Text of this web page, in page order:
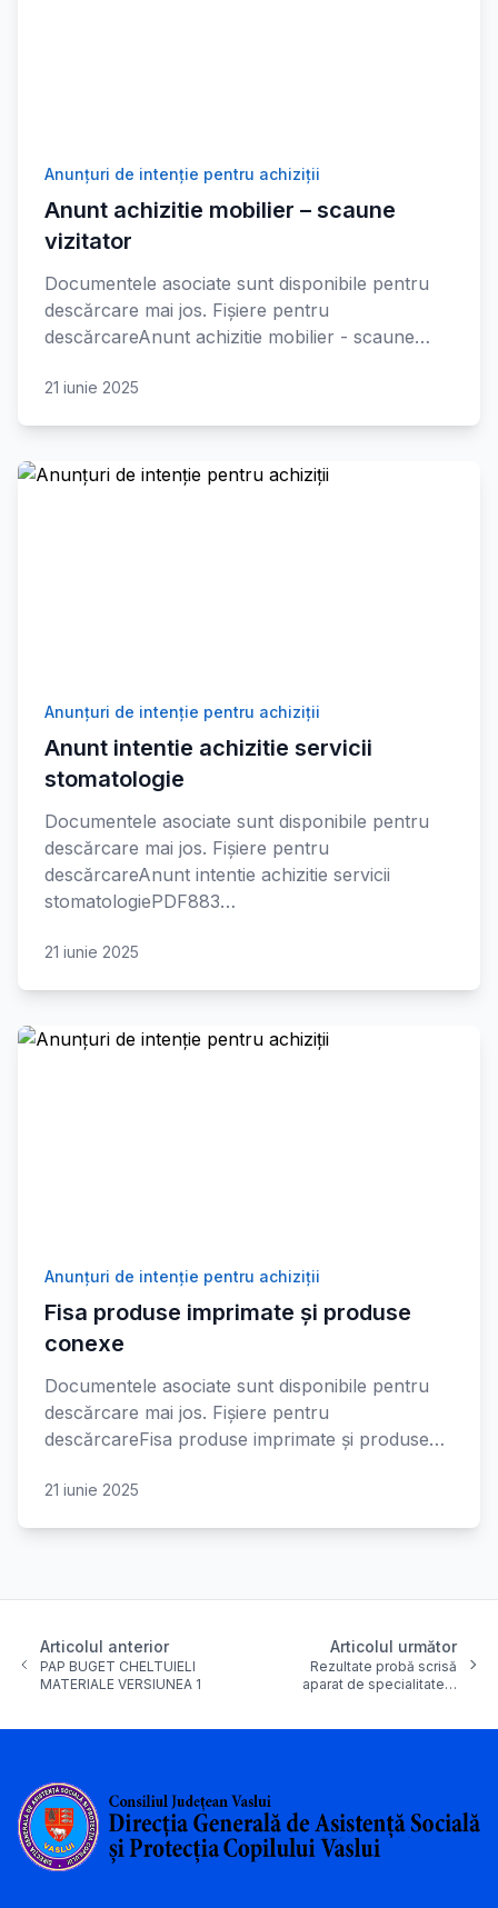
Anunțuri de intenție pentru achiziții
Anunt achizitie mobilier – scaune
vizitator
Documentele asociate sunt disponibile pentru
descărcare mai jos. Fișiere pentru
descărcareAnunt achizitie mobilier - scaune…
21 iunie 2025
Anunțuri de intenție pentru achiziții
Anunt intentie achizitie servicii
stomatologie
Documentele asociate sunt disponibile pentru
descărcare mai jos. Fișiere pentru
descărcareAnunt intentie achizitie servicii
stomatologiePDF883…
21 iunie 2025
Anunțuri de intenție pentru achiziții
Fisa produse imprimate și produse
conexe
Documentele asociate sunt disponibile pentru
descărcare mai jos. Fișiere pentru
descărcareFisa produse imprimate și produse…
21 iunie 2025
Articolul anterior
PAP BUGET CHELTUIELI
MATERIALE VERSIUNEA 1
Articolul următor
Rezultate probă scrisă
aparat de specialitate…